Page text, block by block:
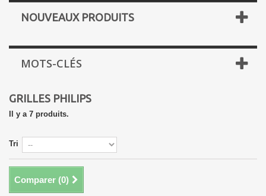
NOUVEAUX PRODUITS
MOTS-CLÉS
GRILLES PHILIPS
Il y a 7 produits.
Tri
Comparer (0)